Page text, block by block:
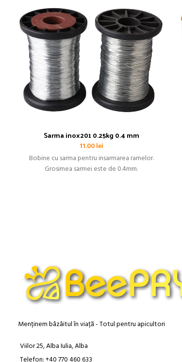
Sarma inox201 0.25kg 0.4 mm
11.00lei
Bobine cu sarma pentru insarmarea ramelor.
Grosimea sarmei este de 0.4mm.
Menținem bâzâitul în viață - Totul pentru apicultori
Viilor 25, Alba Iulia, Alba